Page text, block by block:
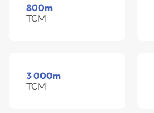
800m
TCM -
3 000m
TCM -